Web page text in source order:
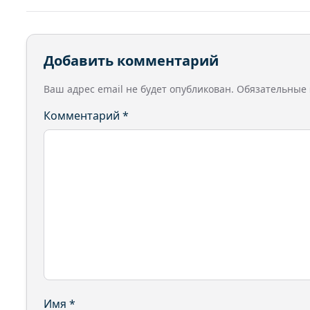
Добавить комментарий
Ваш адрес email не будет опубликован.
Комментарий *
Имя *